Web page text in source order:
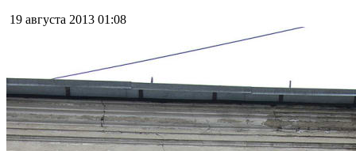
19 августа 2013 01:08